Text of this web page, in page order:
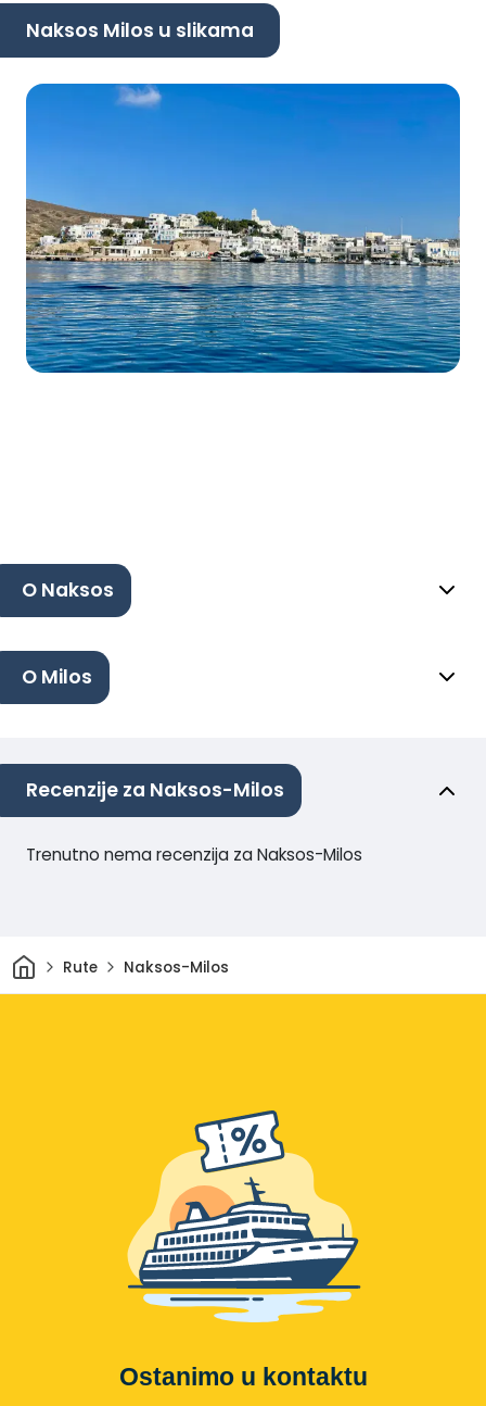
Naksos Milos u slikama
O Naksos
O Milos
Recenzije za Naksos-Milos
Trenutno nema recenzija za Naksos-Milos
DomRute Naksos-Milos
Ostanimo u kontaktu